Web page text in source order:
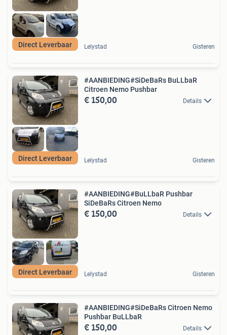
Direct Leverbaar Lelystad Gisteren
Direct Leverbaar
#AANBIEDING#SiDeBaRs BuLLbaR
Citroen Nemo Pushbar
€ 150,00 Details
Lelystad Gisteren
Direct Leverbaar
#AANBIEDING#BuLLbaR Pushbar
SiDeBaRs Citroen Nemo
€ 150,00 Details
Lelystad Gisteren
#AANBIEDING#SiDeBaRs Citroen Nemo
Pushbar BuLLbaR
€ 150,00 Details